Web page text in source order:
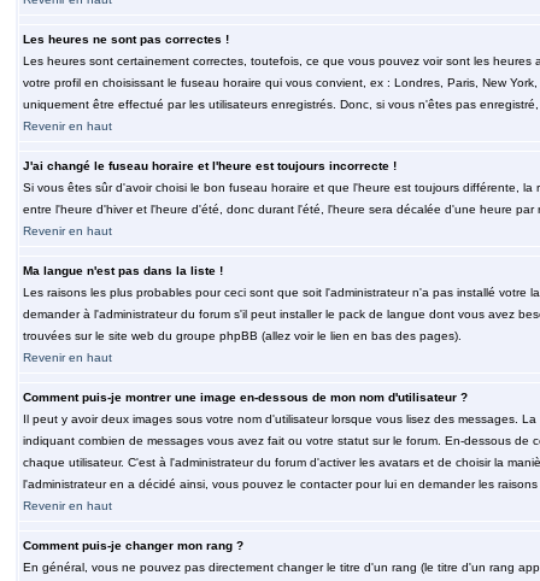
Les heures ne sont pas correctes !
Les heures sont certainement correctes, toutefois, ce que vous pouvez voir sont les
votre profil en choisissant le fuseau horaire qui vous convient, ex : Londres, Paris, New
uniquement être effectué par les utilisateurs enregistrés. Donc, si vous n'êtes pas
Revenir en haut
J'ai changé le fuseau horaire et l'heure est toujours incorrecte !
Si vous êtes sûr d'avoir choisi le bon fuseau horaire et que l'heure est toujours différente,
entre l'heure d'hiver et l'heure d'été, donc durant l'été, l'heure sera décalée d'une heure par
Revenir en haut
Ma langue n'est pas dans la liste !
Les raisons les plus probables pour ceci sont que soit l'administrateur n'a pas installé
demander à l'administrateur du forum s'il peut installer le pack de langue dont vous avez
trouvées sur le site web du groupe phpBB (allez voir le lien en bas des pages).
Revenir en haut
Comment puis-je montrer une image en-dessous de mon nom d'utilisateur ?
Il peut y avoir deux images sous votre nom d'utilisateur lorsque vous lisez des messages.
indiquant combien de messages vous avez fait ou votre statut sur le forum. En-dessous
chaque utilisateur. C'est à l'administrateur du forum d'activer les avatars et de choisir la
l'administrateur en a décidé ainsi, vous pouvez le contacter pour lui en demander les
Revenir en haut
Comment puis-je changer mon rang ?
En général, vous ne pouvez pas directement changer le titre d'un rang (le titre d'un rang